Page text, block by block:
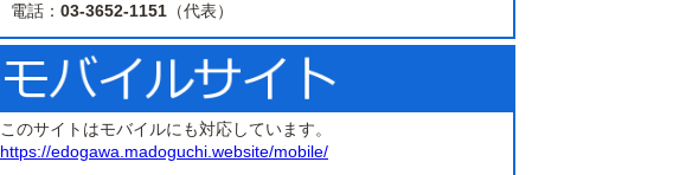
電話： 03-3652-1151 （代表）
このサイトはモバイルにも対応しています。
https://edogawa.madoguchi.website/mobile/